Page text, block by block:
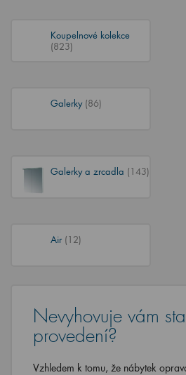
Koupelnové kolekce
(823)
Galerky (86)
Galerky a zrcadla (143)
Air (12)
Nevyhovuje vám
provedení?
Vzhledem k tomu, že nábytek